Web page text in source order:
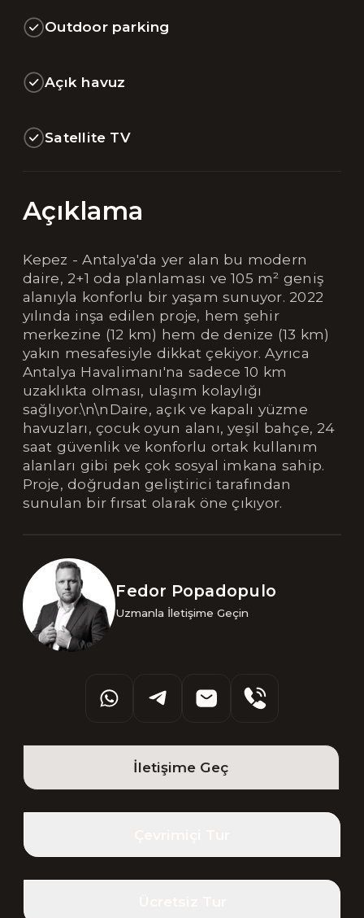
Outdoor parking
Açık havuz
Satellite TV
Açıklama
Kepez - Antalya'da yer alan bu modern
daire, 2+1 oda planlaması ve 105 m² geniş
alanıyla konforlu bir yaşam sunuyor. 2022
yılında inşa edilen proje, hem şehir
merkezine (12 km) hem de denize (13 km)
yakın mesafesiyle dikkat çekiyor. Ayrıca
Antalya Havalimanı'na sadece 10 km
uzaklıkta olması, ulaşım kolaylığı
sağlıyor.\n\nDaire, açık ve kapalı yüzme
havuzları, çocuk oyun alanı, yeşil bahçe, 24
saat güvenlik ve konforlu ortak kullanım
alanları gibi pek çok sosyal imkana sahip.
Proje, doğrudan geliştirici tarafından
sunulan bir fırsat olarak öne çıkıyor.
Fedor Popadopulo
Uzmanla İletişime Geçin
İletişime Geç